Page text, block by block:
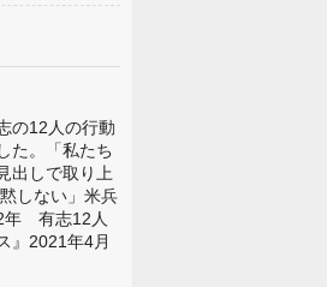
の12人の行動
た。「私たち
出しで取り上
しない」米兵
年 有志12人
』2021年4月